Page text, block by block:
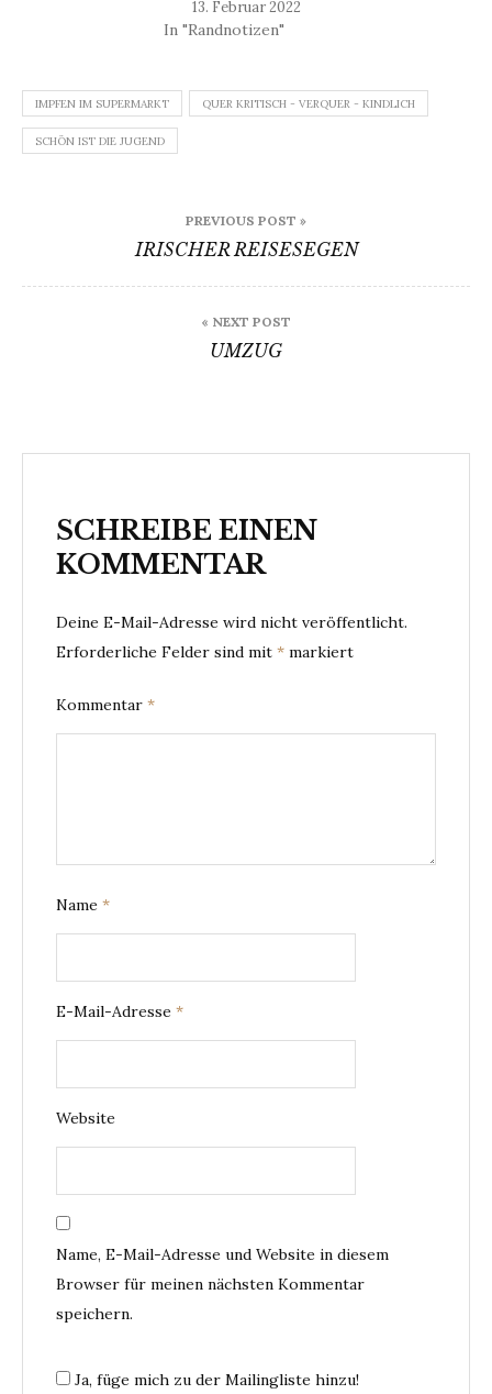
13. Februar 2022
In "Randnotizen"
IMPFEN IM SUPERMARKT QUER KRITISCH - VERQUER - KINDLICH
SCHÖN IST DIE JUGEND
PREVIOUS POST »
IRISCHER REISESEGEN
« NEXT POST
UMZUG
SCHREIBE EINEN
KOMMENTAR
Deine E-Mail-Adresse wird nicht veröffentlicht.
Erforderliche Felder sind mit * markiert
Kommentar *
Name *
E-Mail-Adresse *
Website
Name, E-Mail-Adresse und Website in diesem
Browser für meinen nächsten Kommentar
speichern.
Ja, füge mich zu der Mailingliste hinzu!